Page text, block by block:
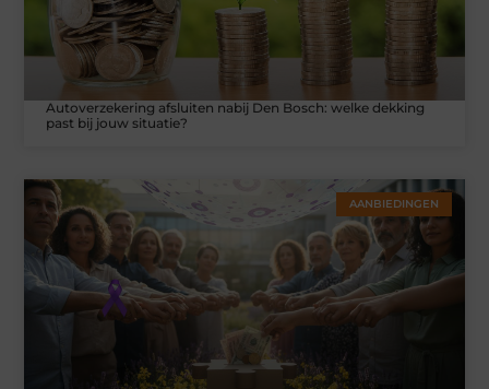
Autoverzekering afsluiten nabij Den Bosch: welke dekking
past bij jouw situatie?
AANBIEDINGEN